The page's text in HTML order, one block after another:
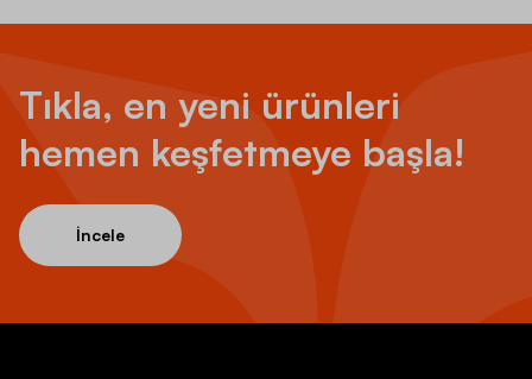
Tıkla, en yeni ürünleri
hemen keşfetmeye başla!
İncele